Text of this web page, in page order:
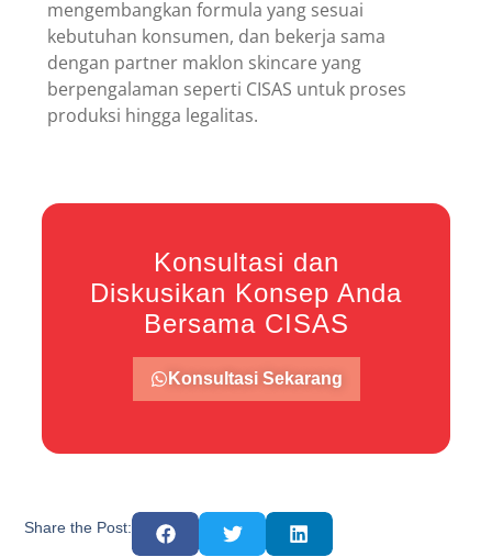
mengembangkan formula yang sesuai
kebutuhan konsumen, dan bekerja sama
dengan partner maklon skincare yang
berpengalaman seperti CISAS untuk proses
produksi hingga legalitas.
Konsultasi dan
Diskusikan Konsep Anda
Bersama CISAS
Konsultasi Sekarang
Share the Post: